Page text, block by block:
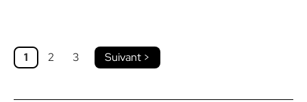
1 2 3 Suivant >